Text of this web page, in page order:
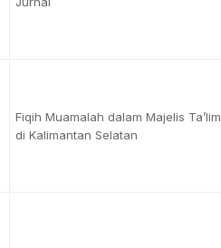
Fiqih Muamalah dalam Majelis Ta’lim
di Kalimantan Selatan